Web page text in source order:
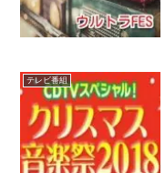
テレビ番組